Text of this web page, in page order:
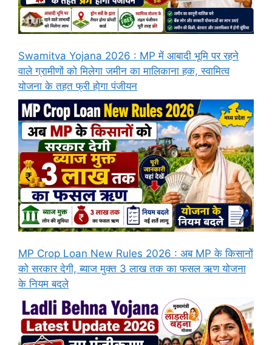
Swamitva Yojana 2026 : MP में आबादी भूमि पर रहने
वाले ग्रामीणों को मिलेगा जमीन का मालिकाना हक, स्वामित्व
योजना के तहत फ्री होगा पंजीयन
MP Crop Loan New Rules 2026 : अब MP के किसानों
को सरकार देगी, ब्याज मुक्त 3 लाख तक का फसल ऋण योजना
के नियम बदले